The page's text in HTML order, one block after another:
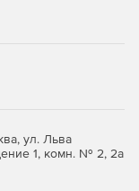
ул. Льва
1, комн. № 2, 2а